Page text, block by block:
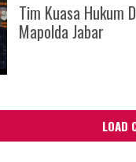
Tim Kuasa Hukum
Mapolda Jabar
LOAD